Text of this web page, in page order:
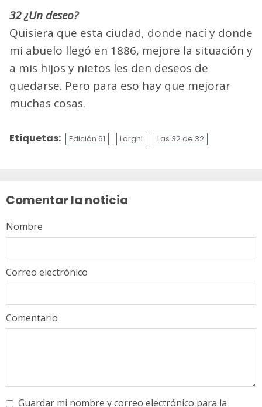
32 ¿Un deseo?
Quisiera que esta ciudad, donde nací y donde
mi abuelo llegó en 1886, mejore la situación y
a mis hijos y nietos les den deseos de
quedarse. Pero para eso hay que mejorar
muchas cosas.
Etiquetas: Edición 61 Larghi Las 32 de 32
Comentar la noticia
Comentario
Nombre
Correo electrónico
Guardar mi nombre y correo electrónico para la